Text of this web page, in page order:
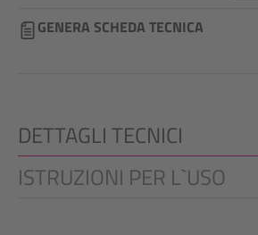
GENERA SCHEDA TECNICA
DETTAGLI TECNICI
ISTRUZIONI PER L`USO